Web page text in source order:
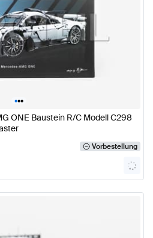
•••
ONE Baustein R/C Modell C298
Vorbestellung